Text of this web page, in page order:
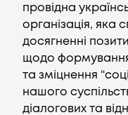
провідна
організація, яка
досягненні
щодо формування
та зміцнення
нашого
діалогових та